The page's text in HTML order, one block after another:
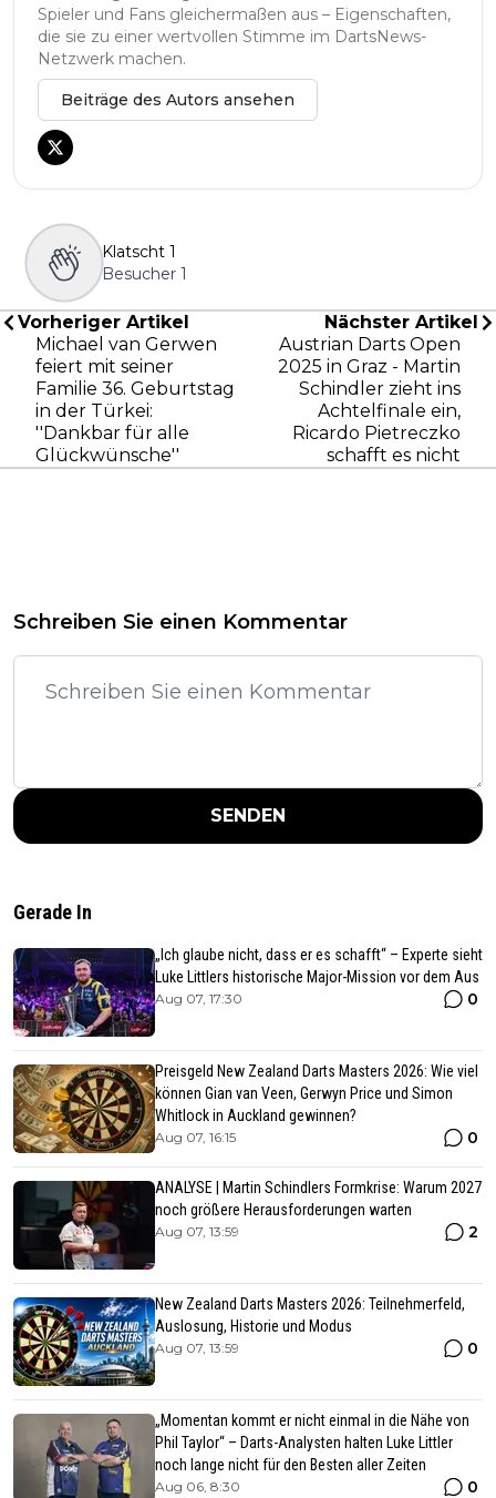
Spieler und Fans gleichermaßen aus – Eigenschaften,
die sie zu einer wertvollen Stimme im DartsNews-
Netzwerk machen.
Beiträge des Autors ansehen
Klatscht 1
Besucher 1
Vorheriger Artikel
Michael van Gerwen
feiert mit seiner
Familie 36. Geburtstag
in der Türkei:
''Dankbar für alle
Glückwünsche''
Nächster Artikel
Austrian Darts Open
2025 in Graz - Martin
Schindler zieht ins
Achtelfinale ein,
Ricardo Pietreczko
schafft es nicht
Schreiben Sie einen Kommentar
SENDEN
Gerade In
„Ich glaube nicht, dass er es schafft“ – Experte sieht
Luke Littlers historische Major-Mission vor dem Aus
Aug 07, 17:30 0
Preisgeld New Zealand Darts Masters 2026: Wie viel
können Gian van Veen, Gerwyn Price und Simon
Whitlock in Auckland gewinnen?
Aug 07, 16:15 0
ANALYSE | Martin Schindlers Formkrise: Warum 2027
noch größere Herausforderungen warten
Aug 07, 13:59 2
New Zealand Darts Masters 2026: Teilnehmerfeld,
Auslosung, Historie und Modus
Aug 07, 13:59 0
„Momentan kommt er nicht einmal in die Nähe von
Phil Taylor“ – Darts-Analysten halten Luke Littler
noch lange nicht für den Besten aller Zeiten
Aug 06, 8:30 0